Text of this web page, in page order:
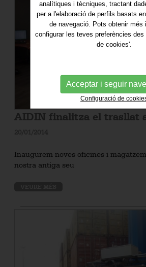
AIDIN finalitza el trasllat
Inaugurem noves oficines i
nostra antiga seu
analítiques i tècniques, tractant
per a l'elaboració de perfils basats
de navegació. Pots obtenir més
configurar les teves preferències des
de cookies'.
Acceptar i seguir
Configuració de